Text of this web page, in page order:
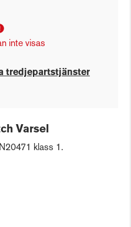
inte visas
tredjepartstjänster
Varsel
klass 1.